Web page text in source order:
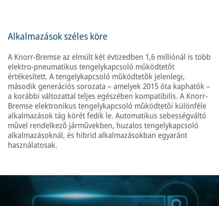
Alkalmazások széles köre
A Knorr-Bremse az elmúlt két évtizedben 1,6 milliónál is több
elektro-pneumatikus tengelykapcsoló működtetőt
értékesített. A tengelykapcsoló működtetők jelenlegi,
második generációs sorozata – amelyek 2015 óta kaphatók –
a korábbi változattal teljes egészében kompatibilis. A Knorr-
Bremse elektronikus tengelykapcsoló működtetői különféle
alkalmazások tág körét fedik le. Automatikus sebességváltó
művel rendelkező járművekben, huzalos tengelykapcsoló
alkalmazásoknál, és hibrid alkalmazásokban egyaránt
használatosak.